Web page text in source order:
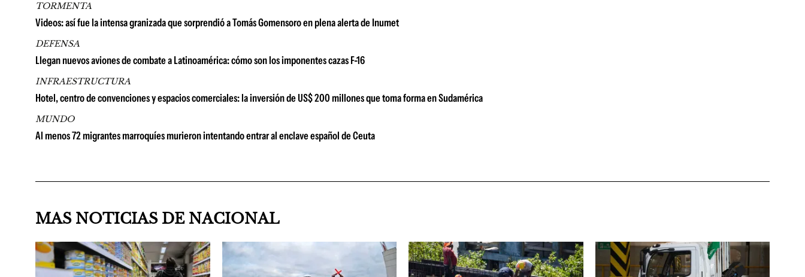
TORMENTA
Videos: así fue la intensa granizada que sorprendió a Tomás Gomensoro en plena alerta de Inumet
DEFENSA
Llegan nuevos aviones de combate a Latinoamérica: cómo son los imponentes cazas F-16
INFRAESTRUCTURA
Hotel, centro de convenciones y espacios comerciales: la inversión de US$ 200 millones que toma forma en Sudamérica
MUNDO
Al menos 72 migrantes marroquíes murieron intentando entrar al enclave español de Ceuta
MAS NOTICIAS DE NACIONAL